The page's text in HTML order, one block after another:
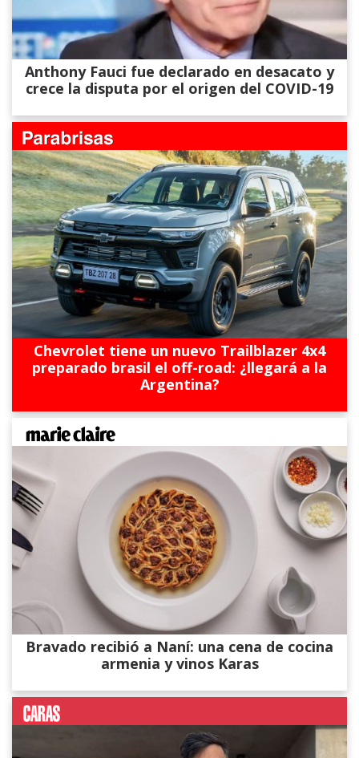
Anthony Fauci fue declarado en desacato y
crece la disputa por el origen del COVID-19
Chevrolet tiene un nuevo Trailblazer 4x4
preparado brasil el off-road: ¿llegará a la
Argentina?
Bravado recibió a Naní: una cena de cocina
armenia y vinos Karas